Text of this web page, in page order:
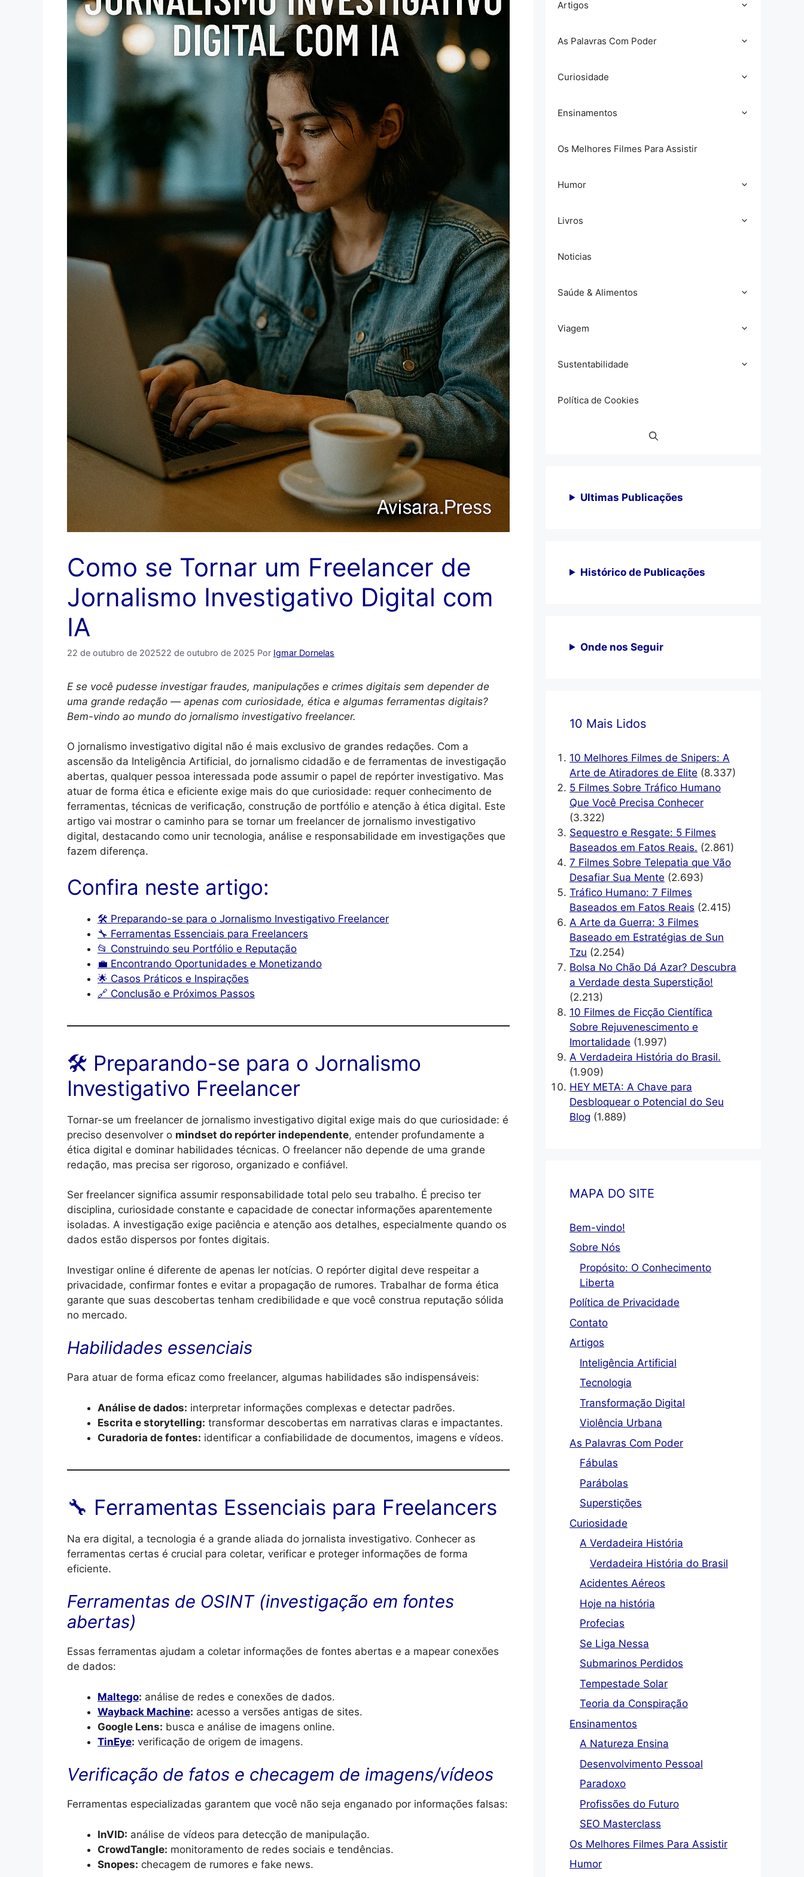
Como se Tornar um Freelancer de
Jornalismo Investigativo Digital com
IA
22 de outubro de 202522 de outubro de 2025 Por Igmar Dornelas
E se você pudesse investigar fraudes, manipulações e crimes digitais sem depender de
uma grande redação — apenas com curiosidade, ética e algumas ferramentas digitais?
Bem-vindo ao mundo do jornalismo investigativo freelancer.
O jornalismo investigativo digital não é mais exclusivo de grandes redações. Com a
ascensão da Inteligência Artificial, do jornalismo cidadão e de ferramentas de investigação
abertas, qualquer pessoa interessada pode assumir o papel de repórter investigativo. Mas
atuar de forma ética e eficiente exige mais do que curiosidade: requer conhecimento de
ferramentas, técnicas de verificação, construção de portfólio e atenção à ética digital. Este
artigo vai mostrar o caminho para se tornar um freelancer de jornalismo investigativo
digital, destacando como unir tecnologia, análise e responsabilidade em investigações que
fazem diferença.
Confira neste artigo:
🛠️ Preparando-se para o Jornalismo Investigativo Freelancer
🔧 Ferramentas Essenciais para Freelancers
📂 Construindo seu Portfólio e Reputação
💼 Encontrando Oportunidades e Monetizando
🌟 Casos Práticos e Inspirações
🔗 Conclusão e Próximos Passos
🛠️ Preparando-se para o Jornalismo
Investigativo Freelancer
Tornar-se um freelancer de jornalismo investigativo digital exige mais do que curiosidade: é
preciso desenvolver o mindset do repórter independente, entender profundamente a
ética digital e dominar habilidades técnicas. O freelancer não depende de uma grande
redação, mas precisa ser rigoroso, organizado e confiável.
Ser freelancer significa assumir responsabilidade total pelo seu trabalho. É preciso ter
disciplina, curiosidade constante e capacidade de conectar informações aparentemente
isoladas. A investigação exige paciência e atenção aos detalhes, especialmente quando os
dados estão dispersos por fontes digitais.
Investigar online é diferente de apenas ler notícias. O repórter digital deve respeitar a
privacidade, confirmar fontes e evitar a propagação de rumores. Trabalhar de forma ética
garante que suas descobertas tenham credibilidade e que você construa reputação sólida
no mercado.
Habilidades essenciais
Para atuar de forma eficaz como freelancer, algumas habilidades são indispensáveis:
Análise de dados: interpretar informações complexas e detectar padrões.
Escrita e storytelling: transformar descobertas em narrativas claras e impactantes.
Curadoria de fontes: identificar a confiabilidade de documentos, imagens e vídeos.
🔧 Ferramentas Essenciais para Freelancers
Na era digital, a tecnologia é a grande aliada do jornalista investigativo. Conhecer as
ferramentas certas é crucial para coletar, verificar e proteger informações de forma
eficiente.
Ferramentas de OSINT (investigação em fontes
abertas)
Essas ferramentas ajudam a coletar informações de fontes abertas e a mapear conexões
de dados:
Maltego: análise de redes e conexões de dados.
Wayback Machine: acesso a versões antigas de sites.
Google Lens: busca e análise de imagens online.
TinEye: verificação de origem de imagens.
Verificação de fatos e checagem de imagens/vídeos
Ferramentas especializadas garantem que você não seja enganado por informações falsas:
InVID: análise de vídeos para detecção de manipulação.
CrowdTangle: monitoramento de redes sociais e tendências.
Snopes: checagem de rumores e fake news.
Artigos
As Palavras Com Poder
Curiosidade
Ensinamentos
Os Melhores Filmes Para Assistir
Humor
Livros
Noticias
Saúde & Alimentos
Viagem
Sustentabilidade
Política de Cookies
Ultimas Publicações
Histórico de Publicações
Onde nos Seguir
10 Mais Lidos
10 Melhores Filmes de Snipers: A
Arte de Atiradores de Elite (8.337)
5 Filmes Sobre Tráfico Humano
Que Você Precisa Conhecer
(3.322)
Sequestro e Resgate: 5 Filmes
Baseados em Fatos Reais. (2.861)
7 Filmes Sobre Telepatia que Vão
Desafiar Sua Mente (2.693)
Tráfico Humano: 7 Filmes
Baseados em Fatos Reais (2.415)
A Arte da Guerra: 3 Filmes
Baseado em Estratégias de Sun
Tzu (2.254)
Bolsa No Chão Dá Azar? Descubra
a Verdade desta Superstição!
(2.213)
10 Filmes de Ficção Científica
Sobre Rejuvenescimento e
Imortalidade (1.997)
A Verdadeira História do Brasil.
(1.909)
HEY META: A Chave para
Desbloquear o Potencial do Seu
Blog (1.889)
MAPA DO SITE
Bem-vindo!
Sobre Nós
Propósito: O Conhecimento
Liberta
Política de Privacidade
Contato
Artigos
Inteligência Artificial
Tecnologia
Transformação Digital
Violência Urbana
As Palavras Com Poder
Fábulas
Parábolas
Superstições
Curiosidade
A Verdadeira História
Verdadeira História do Brasil
Acidentes Aéreos
Hoje na história
Profecias
Se Liga Nessa
Submarinos Perdidos
Tempestade Solar
Teoria da Conspiração
Ensinamentos
A Natureza Ensina
Desenvolvimento Pessoal
Paradoxo
Profissões do Futuro
SEO Masterclass
Os Melhores Filmes Para Assistir
Humor